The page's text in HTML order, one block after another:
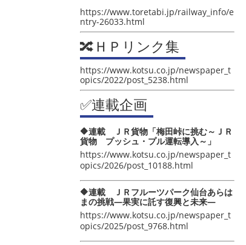
https://www.toretabi.jp/railway_info/e
ntry-26033.html
🔀ＨＰリンク集
https://www.kotsu.co.jp/newspaper_t
opics/2022/post_5238.html
✅連載企画
🔶連載 ＪＲ貨物「梅田峠に挑む～ＪＲ
貨物 プッシュ・プル運転導入～」
https://www.kotsu.co.jp/newspaper_t
opics/2026/post_10188.html
🔶連載 ＪＲフルーツパーク仙台あらは
まの挑戦―果実に託す復興と未来―
https://www.kotsu.co.jp/newspaper_t
opics/2025/post_9768.html